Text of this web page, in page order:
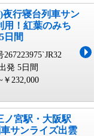
夜行寝台列車サン
用！紅葉のみち
日間
発 5日間
￥232,000
ノ宮駅・大阪駅
サンライズ出雲